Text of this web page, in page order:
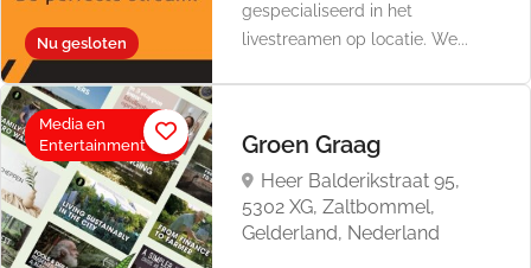
Nu gesloten
gespecialiseerd in het
livestreamen op locatie. We...
Media en
Entertainment
Groen Graag
Heer Balderikstraat 95,
5302 XG, Zaltbommel,
Gelderland, Nederland